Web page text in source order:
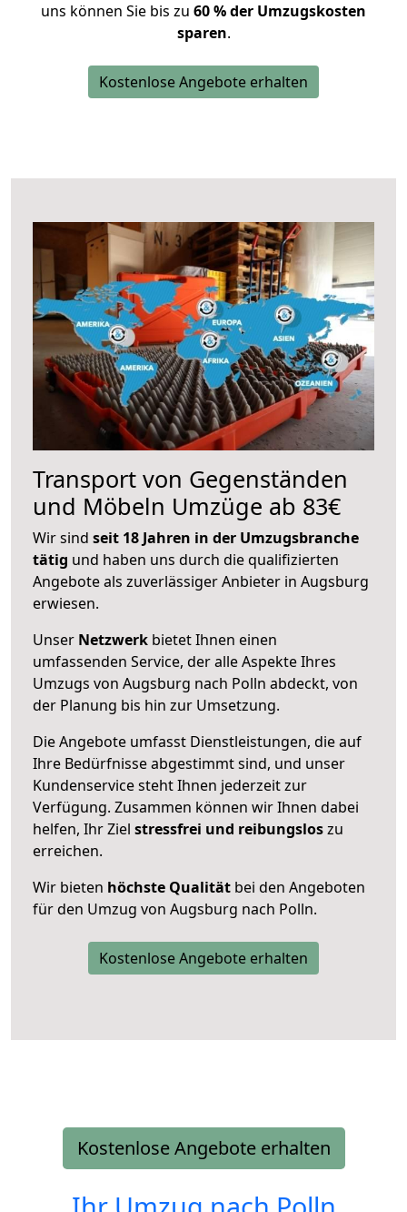
uns können Sie bis zu 60 % der Umzugskosten
sparen.
Kostenlose Angebote erhalten
Transport von Gegenständen
und Möbeln Umzüge ab 83€
Wir sind seit 18 Jahren in der Umzugsbranche
tätig und haben uns durch die qualifizierten
Angebote als zuverlässiger Anbieter in Augsburg
erwiesen.
Unser Netzwerk bietet Ihnen einen
umfassenden Service, der alle Aspekte Ihres
Umzugs von Augsburg nach Polln abdeckt, von
der Planung bis hin zur Umsetzung.
Die Angebote umfasst Dienstleistungen, die auf
Ihre Bedürfnisse abgestimmt sind, und unser
Kundenservice steht Ihnen jederzeit zur
Verfügung. Zusammen können wir Ihnen dabei
helfen, Ihr Ziel stressfrei und reibungsloszu
erreichen.
Wir bieten höchste Qualität bei den Angeboten
für den Umzug von Augsburg nach Polln.
Kostenlose Angebote erhalten
Kostenlose Angebote erhalten